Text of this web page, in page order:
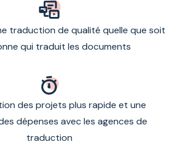
traduction de qualité quelle que soit
qui traduit les documents
des projets plus rapide et une
dépenses avec les agences de
traduction